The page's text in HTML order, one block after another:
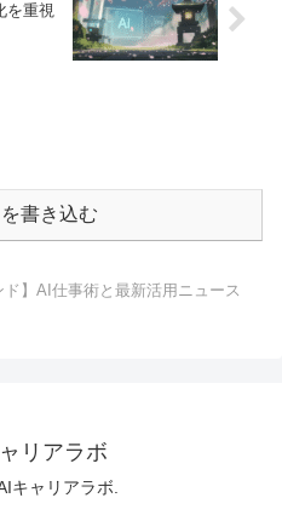
を重視
書き込む
ド】AI仕事術と最新活用ニュース
リアラボ
キャリアラボ.